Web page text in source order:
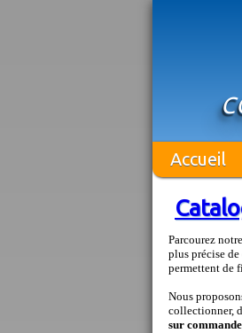
Accueil
Parcourez
plus précise
permettent de
Nous
collectionner,
sur commande